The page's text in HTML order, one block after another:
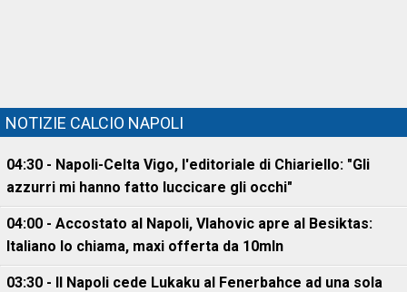
NOTIZIE CALCIO NAPOLI
04:30 - Napoli-Celta Vigo, l'editoriale di Chiariello: "Gli
azzurri mi hanno fatto luccicare gli occhi"
04:00 - Accostato al Napoli, Vlahovic apre al Besiktas:
Italiano lo chiama, maxi offerta da 10mln
03:30 - Il Napoli cede Lukaku al Fenerbahce ad una sola